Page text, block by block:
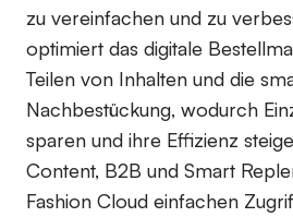
zu vereinfachen und zu
optimiert das digitale
Teilen von Inhalten und die
Nachbestückung, wodurch
sparen und ihre Effizienz
Content, B2B und Smart
Fashion Cloud einfachen